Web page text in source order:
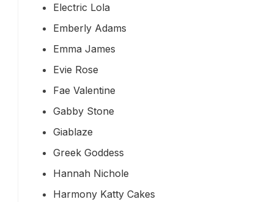
Electric Lola
Emberly Adams
Emma James
Evie Rose
Fae Valentine
Gabby Stone
Giablaze
Greek Goddess
Hannah Nichole
Harmony Katty Cakes